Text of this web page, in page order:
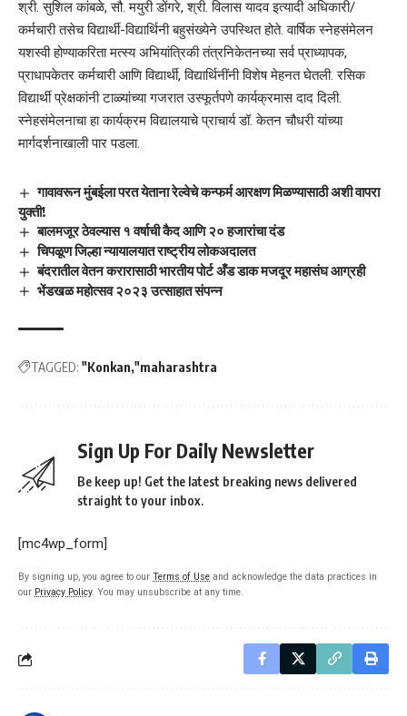
श्री. सुशिल कांबळे, सौ. मयुरी डोंगरे, श्री. विलास यादव इत्यादी अधिकारी/
कर्मचारी तसेच विद्यार्थी-विद्यार्थिनी बहुसंख्येने उपस्थित होते. वार्षिक स्नेहसंमेलन
यशस्वी होण्याकरिता मत्स्य अभियांत्रिकी तंत्रनिकेतनच्या सर्व प्राध्यापक,
प्राधापकेतर कर्मचारी आणि विद्यार्थी, विद्यार्थिनींनी विशेष मेहनत घेतली. रसिक
विद्यार्थी प्रेक्षकांनी टाळ्यांच्या गजरात उस्फूर्तपणे कार्यक्रमास दाद दिली.
स्नेहसंमेलनाचा हा कार्यक्रम विद्यालयाचे प्राचार्य डॉ. केतन चौधरी यांच्या
मार्गदर्शनाखाली पार पडला.
गावावरून मुंबईला परत येताना रेल्वेचे कन्फर्म आरक्षण मिळण्यासाठी अशी वापरा
युक्ती!
बालमजूर ठेवल्यास १ वर्षाची कैद आणि २० हजारांचा दंड
चिपळूण जिल्हा न्यायालयात राष्ट्रीय लोकअदालत
बंदरातील वेतन करारासाठी भारतीय पोर्ट अँड डाक मजदूर महासंघ आग्रही
भेंडखळ महोत्सव २०२३ उत्साहात संपन्न
TAGGED: "Konkan "maharashtra
Sign Up For Daily Newsletter
Be keep up! Get the latest breaking news delivered
straight to your inbox.
[mc4wp_form]
By signing up, you agree to our Terms of Use and acknowledge the data practices in
our Privacy Policy. You may unsubscribe at any time.